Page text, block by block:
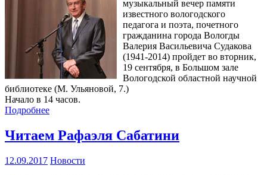
музыкальный вечер памяти
известного вологодского
педагога и поэта, почетного
гражданина города Вологды
Валерия Васильевича Судакова
(1941-2014) пройдет во вторник,
19 сентября, в Большом зале
Вологодской областной научной
библиотеке (М. Ульяновой, 7.)
Начало в 14 часов.
Подробнее
Читаем Рафаэля Сабатини
12.09.2017 Новости